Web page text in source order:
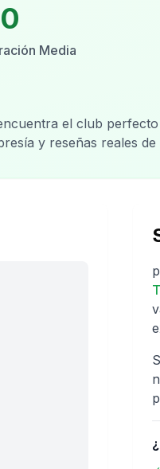
Media
el club
y reseñas reales de